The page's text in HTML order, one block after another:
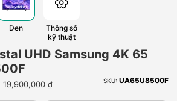
Đen
Thông số
kỹ thuật
UHD Samsung 4K 65
19,900,000 ₫ SKU: UA65U8500F